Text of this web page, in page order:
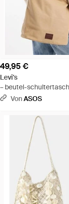
49,95 €
Levi's
– beutel-
denim - Natur
VonASOS